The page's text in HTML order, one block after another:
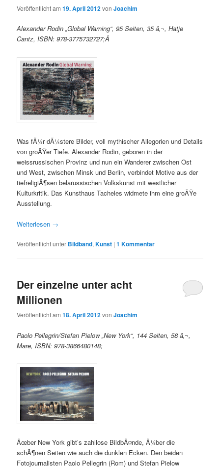
Veröffentlicht am19. April 2012vonJoachim
Alexander Rodin „Global Warning“, 95 Seiten, 35 â‚¬, Hatje
Cantz, ISBN: 978-3775732727;Â
Was fÃ¼r dÃ¼stere Bilder, voll mythischer Allegorien und Details
von groÃŸer Tiefe. Alexander Rodin, geboren in der
weissrussischen Provinz und nun ein Wanderer zwischen Ost
und West, zwischen Minsk und Berlin, verbindet Motive aus der
tiefreligiÃ¶sen belarussischen Volkskunst mit westlicher
Kulturkritik. Das Kunsthaus Tacheles widmete ihm eine groÃŸe
Ausstellung.
Weiterlesen →
Veröffentlicht unter Bildband,Kunst |1 Kommentar
Der einzelne unter acht
Millionen
Veröffentlicht am18. April 2012vonJoachim
Paolo Pellegrin/Stefan Pielow „New York“, 144 Seiten, 58 â‚¬,
Mare, ISBN: 978-3866480148;
Ãœber New York gibt’s zahllose BildbÃ¤nde, Ã¼ber die
schÃ¶nen Seiten wie auch die dunklen Ecken. Den beiden
Fotojournalisten Paolo Pellegrin (Rom) und Stefan Pielow